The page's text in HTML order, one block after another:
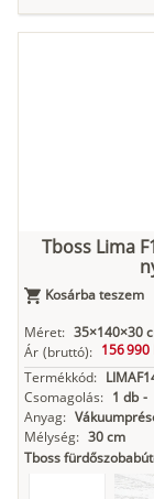
Tboss Lima
Kosárba teszem
Méret: 35×140×30
Ár (bruttó): 156 990
Termékkód:
Csomagolás: 1 db -
Anyag:
Mélység: 30 cm
Tboss